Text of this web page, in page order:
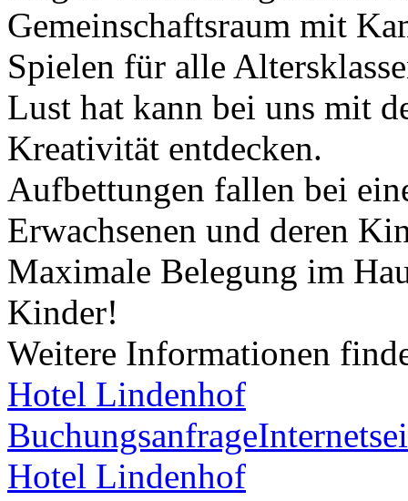
Gemeinschaftsraum mit
Spielen für alle
Lust hat kann bei uns mit
Kreativität entdecken.
Aufbettungen fallen bei
Erwachsenen und deren
Maximale Belegung im
Kinder!
Weitere Informationen
Hotel Lindenhof
Buchungsanfrage
Hotel Lindenhof